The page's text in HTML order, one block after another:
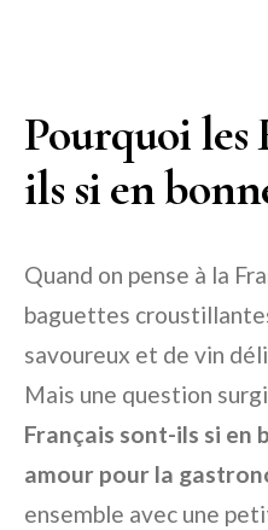
Pourquoi les
ils si en
Quand on pense à la
baguettes
savoureux et de vin
Mais une question
Français sont-ils si en
amour pour la
ensemble avec une